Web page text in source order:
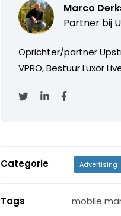
Marco
Partner bij
Oprichter/partner
VPRO, Bestuur Luxor
Categorie Advertising
Tags mobile